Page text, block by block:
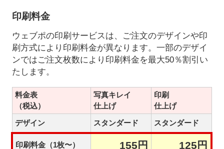
印刷料金
ウェブポの印刷サービスは、ご注文のデザインや印
刷方式により印刷料金が異なります。一部のデザイ
ンではご注文枚数により印刷料金を最大50％割引い
たします。
料金表
（税込）
写真キレイ
仕上げ
印刷
仕上げ
デザイン
スタンダード スタンダード
印刷料金（1枚〜） 155円 125円